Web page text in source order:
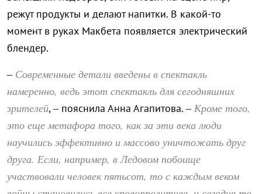
режут продукты и делают напитки. В какой-то
момент в руках Макбета появляется электрический
блендер.
– Современные детали введены в спектакль
намеренно, ведь этот спектакль для сегодняшних
зрителей, – пояснила Анна Агапитова. –Кроме того,
это еще метафора того, как за эти века люди
научились эффективно и массово уничтожать друг
друга. Если, например, в Ледовом побоище
участвовали человек пятьсот, то с каждым веком